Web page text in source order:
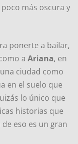
más oscura y
ponerte a bailar,
a Ariana, en
ciudad como
en el suelo que
lo único que
historias que
eso es un gran